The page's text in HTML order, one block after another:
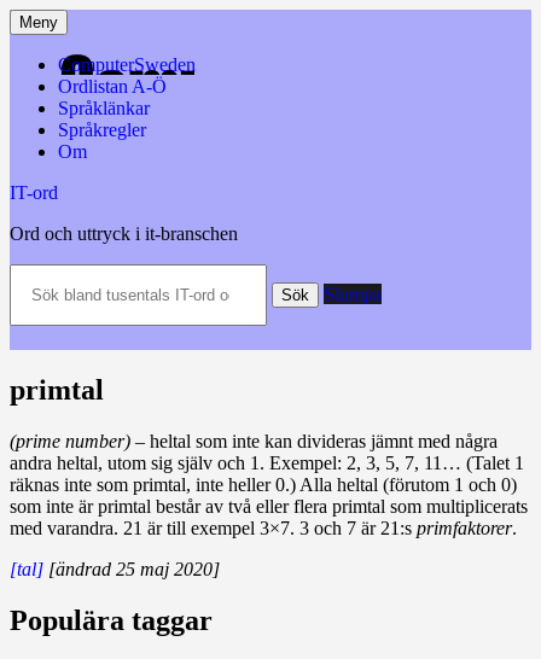
Hoppa
till
innehåll
Meny
ComputerSweden
Ordlistan A-Ö
Språklänkar
Språkregler
Om
IT-ord
Ord och uttryck i it-branschen
bland
och
datatermer
Sök Slumpa
primtal
(prime number) – heltal som inte kan divideras jämnt med några
andra heltal, utom sig själv och 1. Exempel: 2, 3, 5, 7, 11… (Talet 1
räknas inte som primtal, inte heller 0.) Alla heltal (förutom 1 och 0)
som inte är primtal består av två eller flera primtal som multiplicerats
med varandra. 21 är till exempel 3×7. 3 och 7 är 21:s primfaktorer.
[tal] [ändrad 25 maj 2020]
Populära taggar